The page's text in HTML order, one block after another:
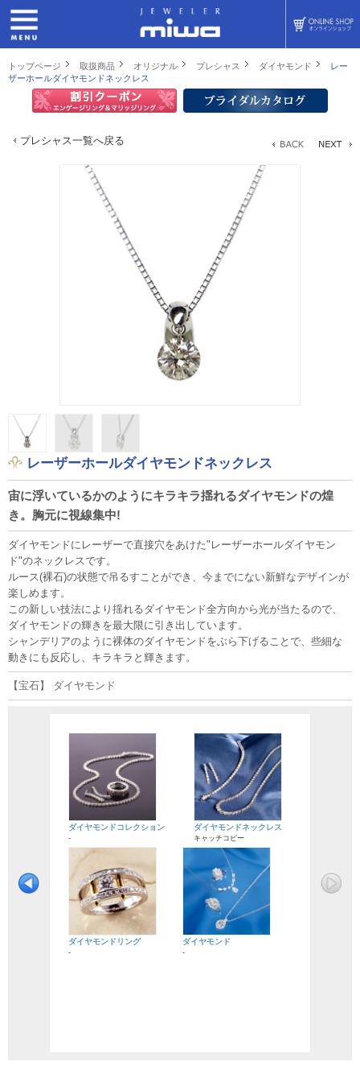
トップページ 取扱商品 オリジナル プレシャス ダイヤモンド
レー
ザーホールダイヤモンドネックレス
プレシャス一覧へ戻る
レーザーホールダイヤモンドネックレス
宙に浮いているかのようにキラキラ揺れるダイヤモンドの煌
き。胸元に視線集中!
ダイヤモンドにレーザーで直接穴をあけた"レーザーホールダイヤモン
ド"のネックレスです。
ルース(裸石)の状態で吊るすことができ、今までにない新鮮なデザインが
楽しめます。
この新しい技法により揺れるダイヤモンド全方向から光が当たるので、
ダイヤモンドの輝きを最大限に引き出しています。
シャンデリアのように裸体のダイヤモンドをぶら下げることで、些細な
動きにも反応し、キラキラと輝きます。
【宝石】 ダイヤモンド
ダイヤモンドコレクション
-
ダイヤモンドネックレス
キャッチコピー
ダイヤモンドリング
-
ダイヤモンド
-